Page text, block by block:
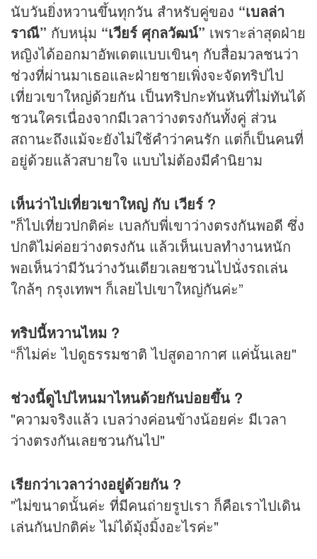
นับวันยิ่งหวานขึ้นทุกวัน สำหรับคู่ของ “เบลล่า
ราณี” กับหนุ่ม “เวียร์ ศุกลวัฒน์” เพราะล่าสุดฝ่าย
หญิงได้ออกมาอัพเดตแบบเขินๆ กับสื่อมวลชนว่า
ช่วงที่ผ่านมาเธอและฝ่ายชายเพิ่งจะจัดทริปไป
เที่ยวเขาใหญ่ด้วยกัน เป็นทริปกะทันหันที่ไม่ทันได้
ชวนใครเนื่องจากมีเวลาว่างตรงกันทั้งคู่ ส่วน
สถานะถึงแม้จะยังไม่ใช้คำว่าคนรัก แต่ก็เป็นคนที่
อยู่ด้วยแล้วสบายใจ แบบไม่ต้องมีคำนิยาม
เห็นว่าไปเที่ยวเขาใหญ่ กับ เวียร์ ?
"ก็ไปเที่ยวปกติค่ะ เบลกับพี่เขาว่างตรงกันพอดี ซึ่ง
ปกติไม่ค่อยว่างตรงกัน แล้วเห็นเบลทำงานหนัก
พอเห็นว่ามีวันว่างวันเดียวเลยชวนไปนั่งรถเล่น
ใกล้ๆ กรุงเทพฯ ก็เลยไปเขาใหญ่กันค่ะ”
ทริปนี้หวานไหม ?
“ก็ไม่ค่ะ ไปดูธรรมชาติ ไปสูดอากาศ แค่นั้นเลย"
ช่วงนี้ดูไปไหนมาไหนด้วยกันบ่อยขึ้น ?
"ความจริงแล้ว เบลว่างค่อนข้างน้อยค่ะ มีเวลา
ว่างตรงกันเลยชวนกันไป"
เรียกว่าเวลาว่างอยู่ด้วยกัน ?
"ไม่ขนาดนั้นค่ะ ที่มีคนถ่ายรูปเรา ก็คือเราไปเดิน
เล่นกันปกติค่ะ ไม่ได้มุ้งมิ้งอะไรค่ะ"